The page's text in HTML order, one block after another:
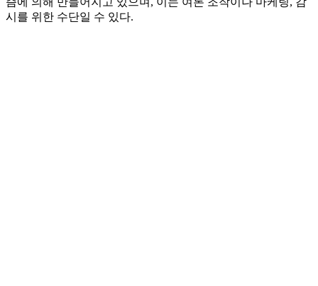
시를 위한 수단일 수 있다.